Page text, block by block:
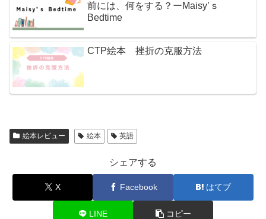
前には、何をする？ーMaisy’ｓ
Bedtime
CTP絵本 挫折の克服方法
絵本レビュー 絵本 英語
シェアする
X Facebook はてブ
LINE コピー